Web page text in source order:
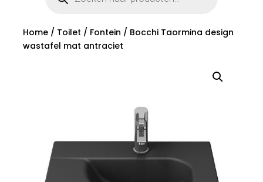
Home/ Toilet / Fontein / Bocchi Taormina design
wastafel mat antraciet